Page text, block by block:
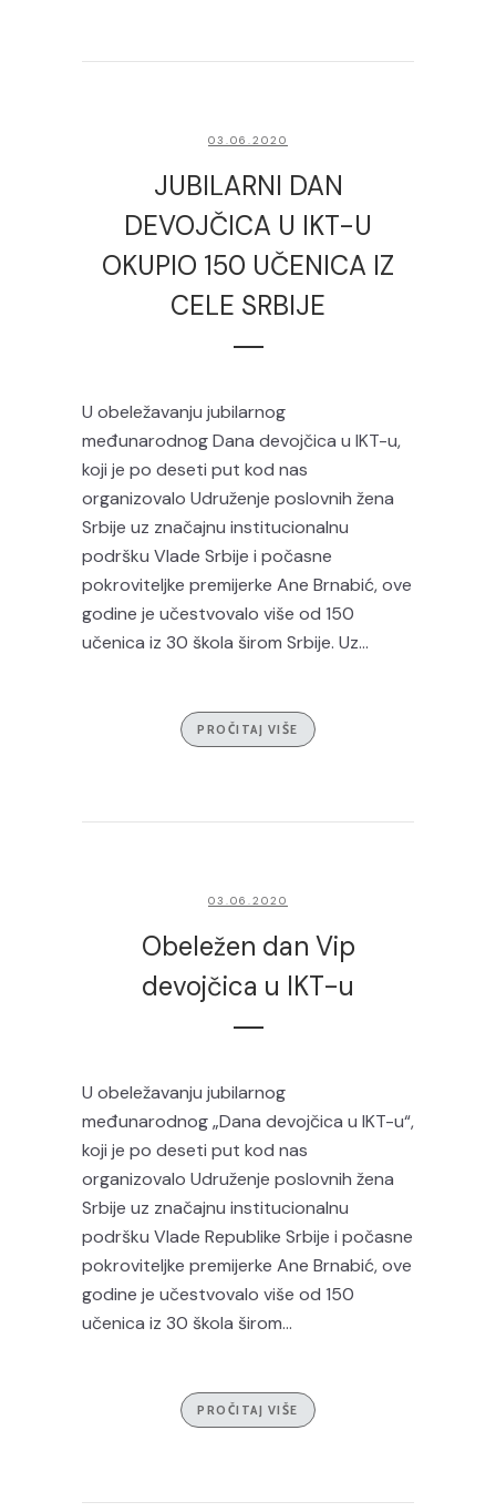
03.06.2020
JUBILARNI DAN
DEVOJČICA U IKT-U
OKUPIO 150 UČENICA IZ
CELE SRBIJE
U obeležavanju jubilarnog
međunarodnog Dana devojčica u IKT-u,
koji je po deseti put kod nas
organizovalo Udruženje poslovnih žena
Srbije uz značajnu institucionalnu
podršku Vlade Srbije i počasne
pokroviteljke premijerke Ane Brnabić, ove
godine je učestvovalo više od 150
učenica iz 30 škola širom Srbije. Uz...
PROČITAJ VIŠE
03.06.2020
Obeležen dan Vip
devojčica u IKT-u
U obeležavanju jubilarnog
međunarodnog „Dana devojčica u IKT-u“,
koji je po deseti put kod nas
organizovalo Udruženje poslovnih žena
Srbije uz značajnu institucionalnu
podršku Vlade Republike Srbije i počasne
pokroviteljke premijerke Ane Brnabić, ove
godine je učestvovalo više od 150
učenica iz 30 škola širom...
PROČITAJ VIŠE